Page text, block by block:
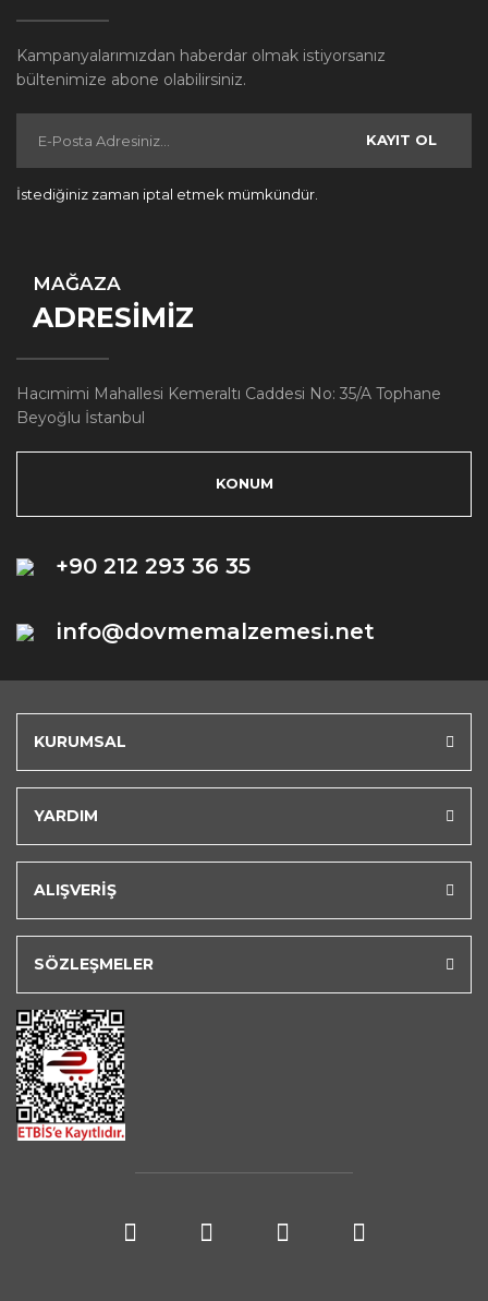
Kampanyalarımızdan haberdar olmak istiyorsanız
bültenimize abone olabilirsiniz.
KAYIT OL
İstediğiniz zaman iptal etmek mümkündür.
MAĞAZA
ADRESİMİZ
Hacımimi Mahallesi Kemeraltı Caddesi No: 35/A Tophane
Beyoğlu İstanbul
KONUM
+90 212 293 36 35
info@dovmemalzemesi.net
KURUMSAL
YARDIM
ALIŞVERİŞ
SÖZLEŞMELER